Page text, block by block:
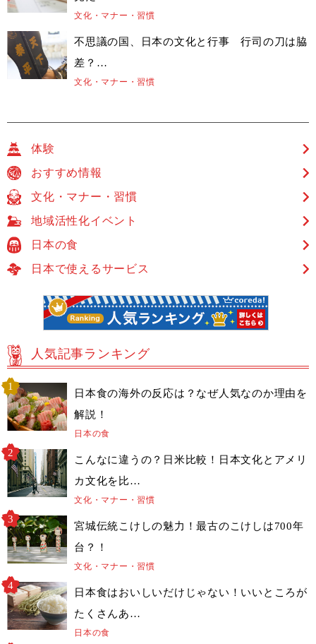
文化・マナー・習慣
不思議の国、日本の文化と行事 行司の刀は脇
差？…
文化・マナー・習慣
体験
おすすめ情報
文化・マナー・習慣
地域活性化イベント
日本の食
日本で使えるサービス
人気記事ランキング
日本食の海外の反応は？なぜ人気なのか理由を
解説！
日本の食
こんなに違うの？日米比較！日本文化とアメリ
カ文化を比…
文化・マナー・習慣
宮城伝統こけしの魅力！最古のこけしは700年
台？！
文化・マナー・習慣
日本食はおいしいだけじゃない！いいところが
たくさんあ…
日本の食